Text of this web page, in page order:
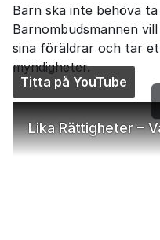
Barn ska inte behöva
Barnombudsmannen
sina föräldrar och tar
myndigheter.
Titta på YouTube